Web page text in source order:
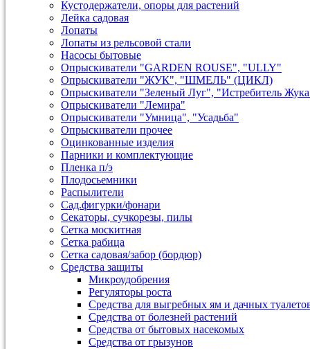
Кустодержатели, опоры для растений
Лейка садовая
Лопаты
Лопаты из рельсовой стали
Насосы бытовые
Опрыскиватели "GARDEN ROUSE", "ULLY"
Опрыскиватели "ЖУК", "ШМЕЛЬ" (ЦИКЛ)
Опрыскиватели "Зеленый Луг", "Истребитель
Опрыскиватели "Лемира"
Опрыскиватели "Умница", "Усадьба"
Опрыскиватели прочее
Оцинкованные изделия
Парники и комплектующие
Пленка п/э
Плодосьемники
Распылители
Сад.фигурки/фонари
Секаторы, сучкорезы, пилы
Сетка москитная
Сетка рабица
Сетка садовая/забор (бордюр)
Средства защиты
Микроудобрения
Регуляторы роста
Средства для выгребных ям и дачных
Средства от болезней растений
Средства от бытовых насекомых
Средства от грызунов